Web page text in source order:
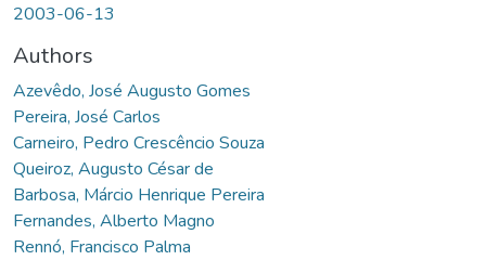
2003-06-13
Authors
Azevêdo, José Augusto Gomes
Pereira, José Carlos
Carneiro, Pedro Crescêncio Souza
Queiroz, Augusto César de
Barbosa, Márcio Henrique Pereira
Fernandes, Alberto Magno
Rennó, Francisco Palma